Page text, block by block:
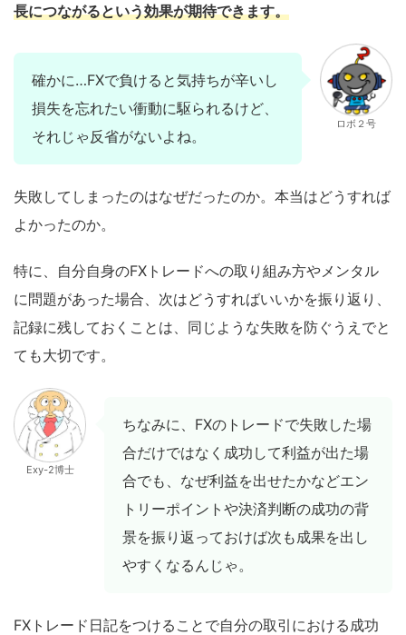
長につながるという効果が期待できます。
確かに…FXで負けると気持ちが辛いし
損失を忘れたい衝動に駆られるけど、
それじゃ反省がないよね。
ロボ２号
失敗してしまったのはなぜだったのか。本当はどうすれば
よかったのか。
特に、自分自身のFXトレードへの取り組み方やメンタル
に問題があった場合、次はどうすればいいかを振り返り、
記録に残しておくことは、同じような失敗を防ぐうえでと
ても大切です。
Exy-2博士
ちなみに、FXのトレードで失敗した場
合だけではなく成功して利益が出た場
合でも、なぜ利益を出せたかなどエン
トリーポイントや決済判断の成功の背
景を振り返っておけば次も成果を出し
やすくなるんじゃ。
FXトレード日記をつけることで自分の取引における成功